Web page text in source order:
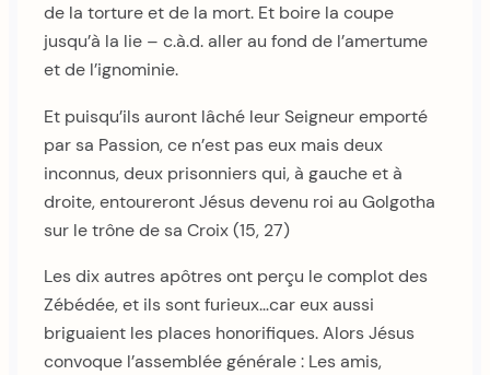
de la torture et de la mort. Et boire la coupe
jusqu’à la lie – c.à.d. aller au fond de l’amertume
et de l’ignominie.
Et puisqu’ils auront lâché leur Seigneur emporté
par sa Passion, ce n’est pas eux mais deux
inconnus, deux prisonniers qui, à gauche et à
droite, entoureront Jésus devenu roi au Golgotha
sur le trône de sa Croix (15, 27)
Les dix autres apôtres ont perçu le complot des
Zébédée, et ils sont furieux…car eux aussi
briguaient les places honorifiques. Alors Jésus
convoque l’assemblée générale : Les amis,